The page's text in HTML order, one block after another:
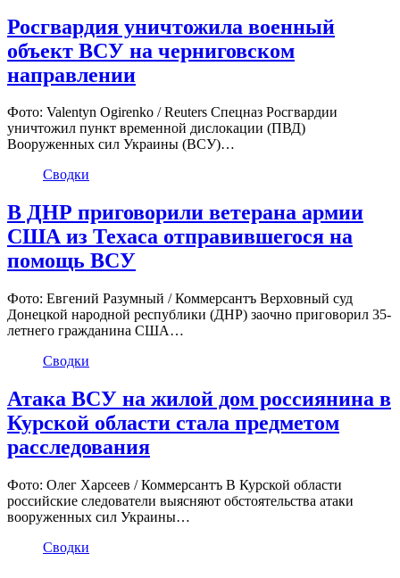
Росгвардия уничтожила военный
объект ВСУ на черниговском
направлении
Фото: Valentyn Ogirenko / Reuters Спецназ Росгвардии
уничтожил пункт временной дислокации (ПВД)
Вооруженных сил Украины (ВСУ)…
Сводки
В ДНР приговорили ветерана армии
США из Техаса отправившегося на
помощь ВСУ
Фото: Евгений Разумный / Коммерсантъ Верховный суд
Донецкой народной республики (ДНР) заочно приговорил 35-
летнего гражданина США…
Сводки
Атака ВСУ на жилой дом россиянина в
Курской области стала предметом
расследования
Фото: Олег Харсеев / Коммерсантъ В Курской области
российские следователи выясняют обстоятельства атаки
вооруженных сил Украины…
Сводки